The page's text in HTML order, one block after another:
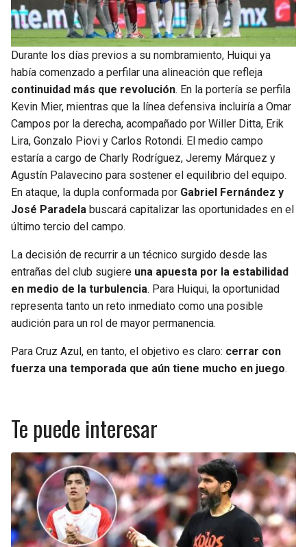
Durante los días previos a su nombramiento, Huiqui ya
había comenzado a perfilar una alineación que refleja
continuidad más que revolución. En la portería se perfila
Kevin Mier, mientras que la línea defensiva incluiría a Omar
Campos por la derecha, acompañado por Willer Ditta, Erik
Lira, Gonzalo Piovi y Carlos Rotondi. El medio campo
estaría a cargo de Charly Rodríguez, Jeremy Márquez y
Agustín Palavecino para sostener el equilibrio del equipo.
En ataque, la dupla conformada por Gabriel Fernández y
José Paradela buscará capitalizar las oportunidades en el
último tercio del campo.
La decisión de recurrir a un técnico surgido desde las
entrañas del club sugiere una apuesta por la estabilidad
en medio de la turbulencia. Para Huiqui, la oportunidad
representa tanto un reto inmediato como una posible
audición para un rol de mayor permanencia.
Para Cruz Azul, en tanto, el objetivo es claro: cerrar con
fuerza una temporada que aún tiene mucho en juego.
Te puede interesar